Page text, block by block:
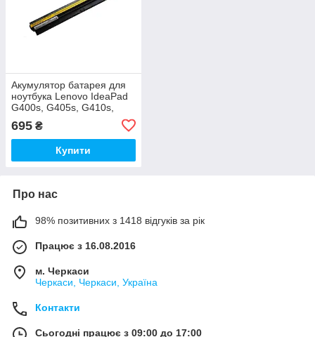
Акумулятор батарея для
ноутбука Lenovo IdeaPad
G400s, G405s, G410s,
S410p, S510p, Z710
695 ₴
Купити
Про нас
98% позитивних з 1418 відгуків за рік
Працює з 16.08.2016
м. Черкаси
Черкаси, Черкаси, Україна
Контакти
Сьогодні працює з 09:00 до 17:00